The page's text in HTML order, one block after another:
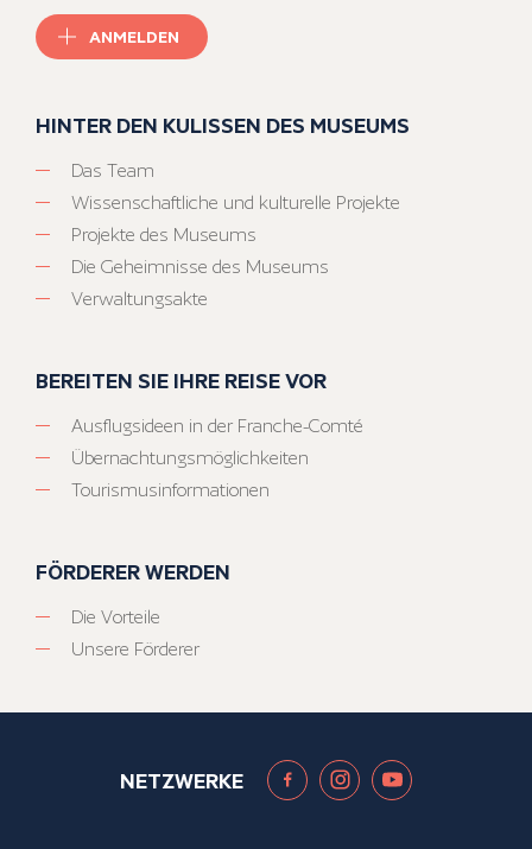
ANMELDEN
HINTER DEN KULISSEN DES MUSEUMS
Das Team
Wissenschaftliche und kulturelle Projekte
Projekte des Museums
Die Geheimnisse des Museums
Verwaltungsakte
BEREITEN SIE IHRE REISE VOR
Ausflugsideen in der Franche-Comté
Übernachtungsmöglichkeiten
Tourismusinformationen
FÖRDERER WERDEN
Die Vorteile
Unsere Förderer
NETZWERKE